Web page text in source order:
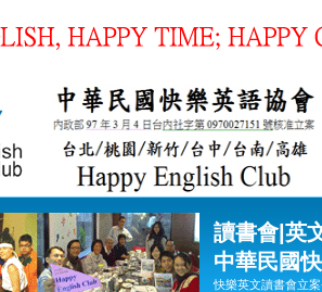
讀書會|英
中華民國
快樂英文讀書會立